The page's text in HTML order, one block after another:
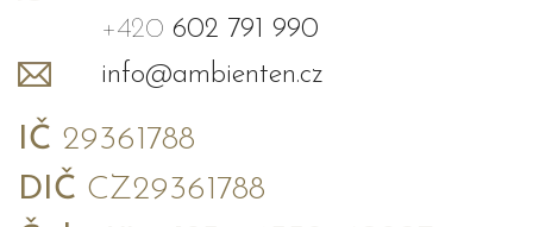
+420 602 791 990
info@ambienten.cz
IČ 29361788
DIČ CZ29361788